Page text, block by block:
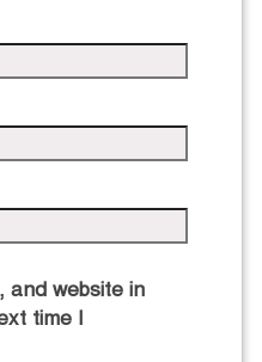
and website in
time I